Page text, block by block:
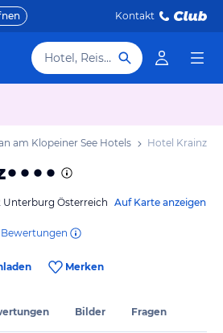
Kontakt
Hotel, Reiseziel
am Klopeiner See Hotels Hotel Krainz
Unterburg Österreich Auf Karte anzeigen
Bewertungen
Merken
Bilder Fragen